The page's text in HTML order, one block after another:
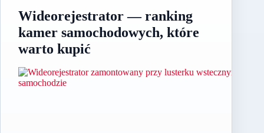
Wideorejestrator — ranking
kamer samochodowych, które
warto kupić